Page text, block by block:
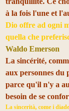
à la fois l'une et
Dio offre ad ogni
quella che
Waldo Emerson
La sincérité,
aux personnes du
parce qu'il n'y a
besoin de se
La sincerità, come i